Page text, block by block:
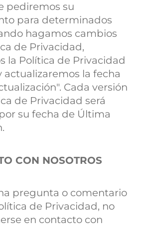
pediremos su
para determinados
hagamos cambios
de Privacidad,
la Política de Privacidad
actualizaremos la fecha
Cada versión
de Privacidad será
su fecha de Última
CON NOSOTROS
pregunta o comentario
de Privacidad, no
en contacto con